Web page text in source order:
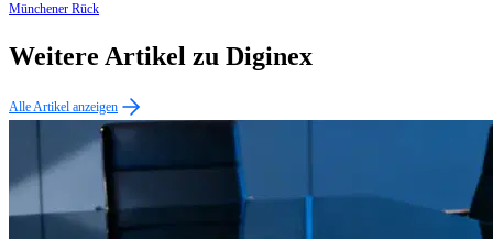
Münchener Rück
Weitere Artikel zu Diginex
Alle Artikel anzeigen